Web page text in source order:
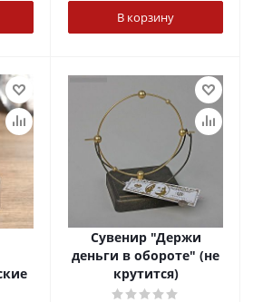
В корзину
Сувенир "Держи
деньги в обороте" (не
крутится)